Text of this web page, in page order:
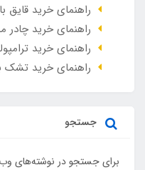
راهنمای خرید قایق
راهنمای خرید چادر
راهنمای خرید
راهنمای خرید تشک
جستجو
برای جستجو در نوشته‌های